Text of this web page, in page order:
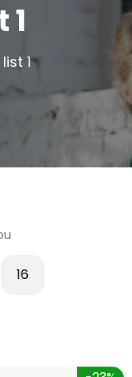
1
1
16